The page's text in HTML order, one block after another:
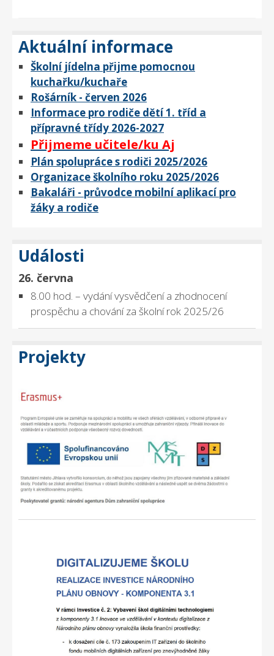
Aktuální informace
Školní jídelna přijme pomocnou
kuchařku/kuchaře
Rošárník - červen 2026
Informace pro rodiče dětí 1. tříd a
přípravné třídy 2026-2027
Přijmeme učitele/ku Aj
Plán spolupráce s rodiči 2025/2026
Organizace školního roku 2025/2026
Bakaláři - průvodce mobilní aplikací pro
žáky a rodiče
Události
26. června
8.00 hod. – vydání vysvědčení a zhodnocení
prospěchu a chování za školní rok 2025/26
Projekty